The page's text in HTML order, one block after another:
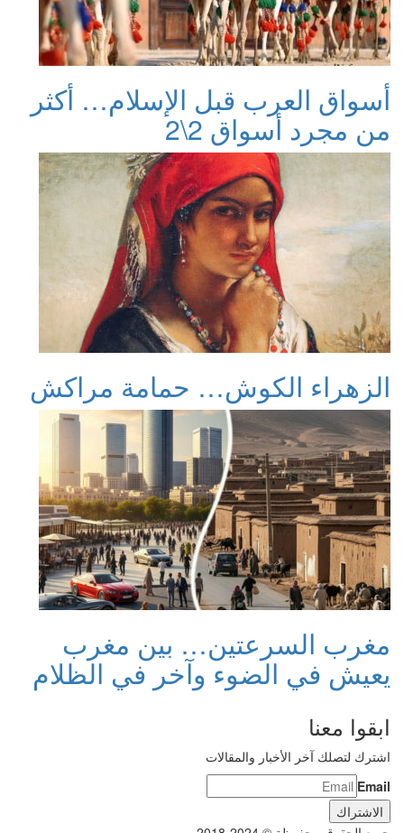
أسواق العرب قبل الإسلام… أكثر
من مجرد أسواق 2\2
الزهراء الكوش… حمامة مراكش
مغرب السرعتين… بين مغرب
يعيش في الضوء وآخر في الظلام
ابقوا معنا
اشترك لتصلك آخر الأخبار والمقالات
Email